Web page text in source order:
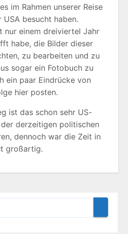
im Rahmen unserer Reise
besucht haben.
nur einem dreiviertel Jahr
habe, die Bilder dieser
zu bearbeiten und zu
sogar ein Fotobuch zu
ein paar Eindrücke von
hier posten.
ist das schon sehr US-
derzeitigen politischen
dennoch war die Zeit in
großartig.